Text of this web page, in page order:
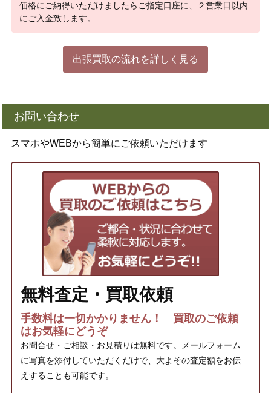
価格にご納得いただけましたらご指定口座に、２営業日以内
にご入金致します。
出張買取の流れを詳しく見る
お問い合わせ
スマホやWEBから簡単にご依頼いただけます
無料査定・買取依頼
手数料は一切かかりません！ 買取のご依頼
はお気軽にどうぞ
お問合せ・ご相談・お見積りは無料です。メールフォーム
に写真を添付していただくだけで、大よその査定額をお伝
えすることも可能です。